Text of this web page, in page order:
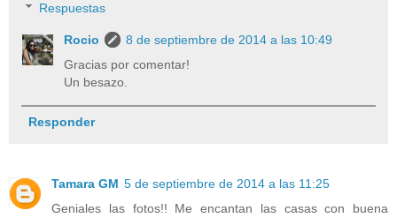
Respuestas
Rocio
8 de septiembre de 2014 a las 10:49
Gracias por comentar!
Un besazo.
Responder
Tamara GM 5 de septiembre de 2014 a las 11:25
Geniales las fotos!! Me encantan las casas con buena